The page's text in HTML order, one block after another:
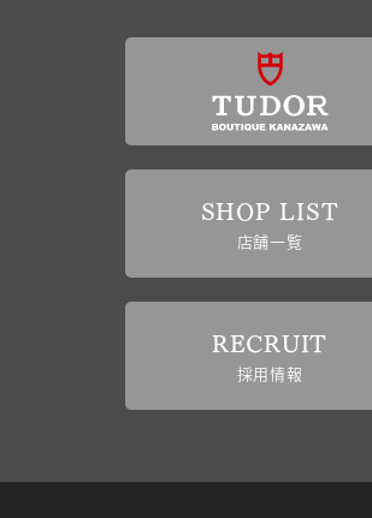
SHOP LIST
店舗一覧
RECRUIT
採用情報